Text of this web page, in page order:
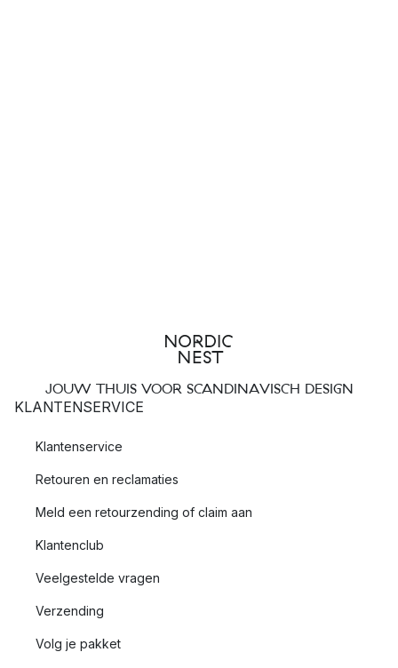
JOUW THUIS VOOR SCANDINAVISCH DESIGN
KLANTENSERVICE
Klantenservice
Retouren en reclamaties
Meld een retourzending of claim aan
Klantenclub
Veelgestelde vragen
Verzending
Volg je pakket